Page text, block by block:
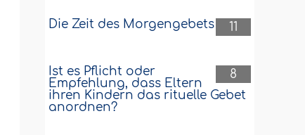
11
Die Zeit des Morgengebets
8
Ist es Pflicht oder
Empfehlung, dass Eltern
ihren Kindern das rituelle Gebet
anordnen?